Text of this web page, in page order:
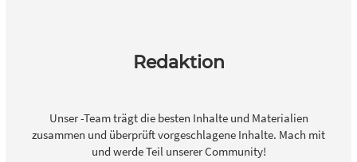
Redaktion
Unser -Team trägt die besten Inhalte und Materialien
zusammen und überprüft vorgeschlagene Inhalte. Mach mit
und werde Teil unserer Community!